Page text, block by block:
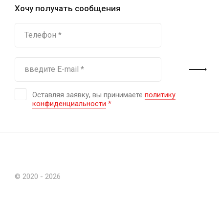
Хочу получать сообщения
Оставляя заявку, вы принимаете политику
конфиденциальности *
© 2020 - 2026